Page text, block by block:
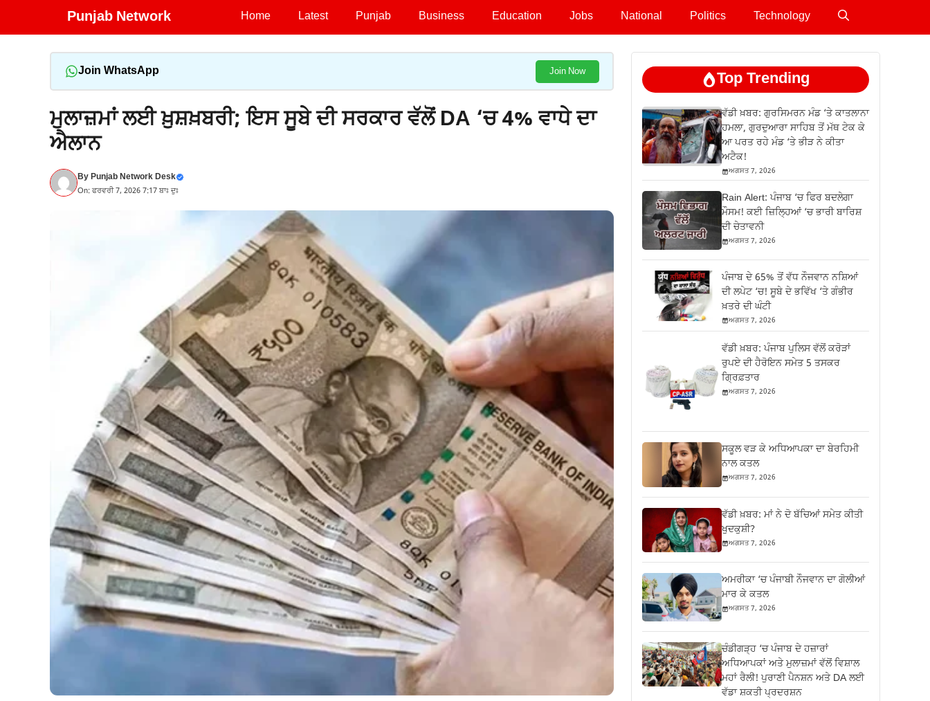
Punjab Network Home Latest Punjab Business Education Jobs National Politics Technology
Join WhatsApp Join Now
ਮੁਲਾਜ਼ਮਾਂ ਲਈ ਖ਼ੁਸ਼ਖ਼ਬਰੀ; ਇਸ ਸੂਬੇ ਦੀ ਸਰਕਾਰ ਵੱਲੋਂ DA ‘ਚ 4% ਵਾਧੇ ਦਾ
ਐਲਾਨ
ByPunjab Network Desk
On: ਫਰਵਰੀ 7, 2026 7:17 ਬਾਃ ਦੁਃ
Top Trending
ਵੱਡੀ ਖ਼ਬਰ: ਗੁਰਸਿਮਰਨ ਮੰਡ ‘ਤੇ ਕਾਤਲਾਨਾ
ਹਮਲਾ, ਗੁਰਦੁਆਰਾ ਸਾਹਿਬ ਤੋਂ ਮੱਥ ਟੇਕ ਕੇ
ਆ ਪਰਤ ਰਹੇ ਮੰਡ ‘ਤੇ ਭੀੜ ਨੇ ਕੀਤਾ
ਅਟੈਕ!
ਅਗਸਤ 7, 2026
Rain Alert: ਪੰਜਾਬ ‘ਚ ਫਿਰ ਬਦਲੇਗਾ
ਮੌਸਮ! ਕਈ ਜ਼ਿਲ੍ਹਿਆਂ ‘ਚ ਭਾਰੀ ਬਾਰਿਸ਼
ਦੀ ਚੇਤਾਵਨੀ
ਅਗਸਤ 7, 2026
ਪੰਜਾਬ ਦੇ 65% ਤੋਂ ਵੱਧ ਨੌਜਵਾਨ ਨਸ਼ਿਆਂ
ਦੀ ਲਪੇਟ ‘ਚ! ਸੂਬੇ ਦੇ ਭਵਿੱਖ ‘ਤੇ ਗੰਭੀਰ
ਖ਼ਤਰੇ ਦੀ ਘੰਟੀ
ਅਗਸਤ 7, 2026
ਵੱਡੀ ਖ਼ਬਰ: ਪੰਜਾਬ ਪੁਲਿਸ ਵੱਲੋਂ ਕਰੋੜਾਂ
ਰੁਪਏ ਦੀ ਹੈਰੋਇਨ ਸਮੇਤ 5 ਤਸਕਰ
ਗ੍ਰਿਫ਼ਤਾਰ
ਅਗਸਤ 7, 2026
ਸਕੂਲ ਵੜ ਕੇ ਅਧਿਆਪਕਾ ਦਾ ਬੇਰਹਿਮੀ
ਨਾਲ ਕਤਲ
ਅਗਸਤ 7, 2026
ਵੱਡੀ ਖ਼ਬਰ: ਮਾਂ ਨੇ ਦੋ ਬੱਚਿਆਂ ਸਮੇਤ ਕੀਤੀ
ਖੁਦਕੁਸ਼ੀ?
ਅਗਸਤ 7, 2026
ਅਮਰੀਕਾ ‘ਚ ਪੰਜਾਬੀ ਨੌਜਵਾਨ ਦਾ ਗੋਲੀਆਂ
ਮਾਰ ਕੇ ਕਤਲ
ਅਗਸਤ 7, 2026
ਚੰਡੀਗੜ੍ਹ ‘ਚ ਪੰਜਾਬ ਦੇ ਹਜ਼ਾਰਾਂ
ਅਧਿਆਪਕਾਂ ਅਤੇ ਮੁਲਾਜ਼ਮਾਂ ਵੱਲੋਂ ਵਿਸ਼ਾਲ
ਮਹਾਂ ਰੈਲੀ! ਪੁਰਾਣੀ ਪੈਨਸ਼ਨ ਅਤੇ DA ਲਈ
ਵੱਡਾ ਸ਼ਕਤੀ ਪ੍ਰਦਰਸ਼ਨ